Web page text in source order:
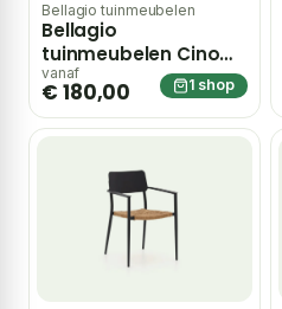
Bellagio tuinmeubelen
Bellagio
tuinmeubelen Cino
barstoel stapelbaar
– Zwart
vanaf
€ 180,00 1 shop